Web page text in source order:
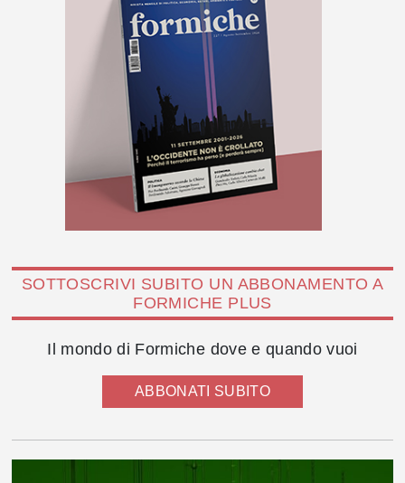
SOTTOSCRIVI SUBITO UN ABBONAMENTO A
FORMICHE PLUS
Il mondo di Formiche dove e quando vuoi
ABBONATI SUBITO